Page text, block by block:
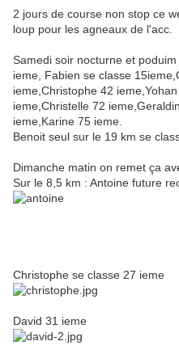
2 jours de course non stop ce
loup pour les agneaux de l'acc.
Samedi soir nocturne et
ieme, Fabien se classe
ieme,Christophe 42
ieme,Christelle 72
ieme,Karine 75 ieme.
Benoit seul sur le 19 km se
Dimanche matin on remet ça
Sur le 8,5 km : Antoine future
Christophe se classe 27 ieme
David 31 ieme